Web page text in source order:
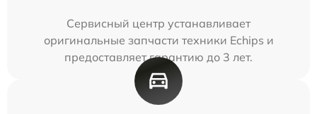
Сервисный центр устанавливает
оригинальные запчасти техники Echips и
предоставляет гарантию до 3 лет.